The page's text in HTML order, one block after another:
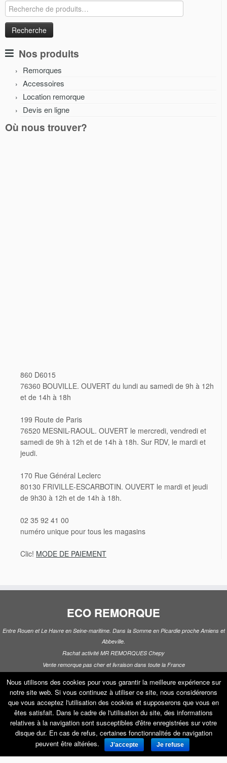
Recherche
pour :
Nos produits
Remorques
Accessoires
Location remorque
Devis en ligne
Où nous trouver?
860 D6015
76360 BOUVILLE. OUVERT du lundi au samedi de 9h à 12h
et de 14h à 18h
199 Route de Paris
76520 MESNIL-RAOUL. OUVERT le mercredi, vendredi et
samedi de 9h à 12h et de 14h à 18h. Sur RDV, le mardi et
jeudi.
170 Rue Général Leclerc
80130 FRIVILLE-ESCARBOTIN. OUVERT le mardi et jeudi
de 9h30 à 12h et de 14h à 18h.
02 35 92 41 00
numéro unique pour tous les magasins
Clic! MODE DE PAIEMENT
ECO REMORQUE
Entre Rouen et Le Havre en Seine-maritime. Dans la Somme en Picardie proche Amiens et
Abbeville.
Rachat activité MR REMORQUES Chepy
Vente remorque pas cher et livraison dans toute la France
Constructeur remorque BORO VDM WEYTENS LIDER FRANC TRIGANO JALON
© 2026ECO REMORQUE ·Propulsé par ·Réalisé avec the Thème Customizr
·
Nous utilisons des cookies pour vous garantir la meilleure expérience sur
notre site web. Si vous continuez à utiliser ce site, nous considérerons
que vous acceptez l'utilisation des cookies et supposerons que vous en
êtes satisfait. Dans le cadre de l'utilisation du site, des informations
relatives à la navigation sont susceptibles d'être enregistrées sur votre
disque dur. En cas de refus, certaines fonctionnalités de navigation
peuvent être altérées.
J'accepte Je refuse